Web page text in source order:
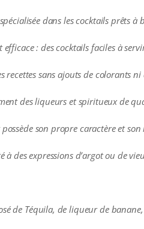
dans les cocktails prêts à
efficace : des cocktails faciles à
recettes sans ajouts de colorants
des liqueurs et spiritueux de
son propre caractère et
à des expressions d’argot ou de
de Téquila, de liqueur de